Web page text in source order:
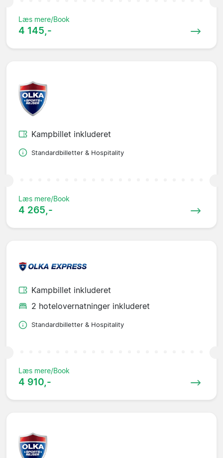
Læs mere/Book
4 145,-
Kampbillet inkluderet
Standardbilletter & Hospitality
Læs mere/Book
4 265,-
Kampbillet inkluderet
2 hotelovernatninger inkluderet
Standardbilletter & Hospitality
Læs mere/Book
4 910,-